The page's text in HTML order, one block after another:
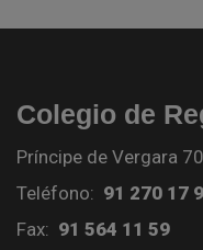
Colegio de
Príncipe de Vergara
Teléfono: 91 270 17
Fax: 91 564 11 59